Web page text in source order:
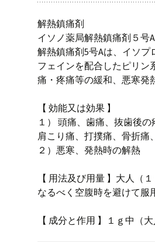
解熱鎮痛剤
イソノ薬局解熱鎮痛剤５号A
解熱鎮痛剤5号Aは、イソ
フェインを配合したピリン
痛・疼痛等の緩和、悪寒発
【 効能又は効果 】
１） 頭痛、歯痛、抜歯後
肩こり痛、打撲痛、骨折痛
２）悪寒、発熱時の解熱
【 用法及び用量 】大人（
なるべく空腹時を避けて服
【 成分と作用 】１ｇ中（